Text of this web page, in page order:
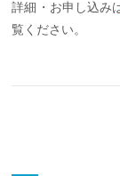
詳細・お申し込み
覧ください。